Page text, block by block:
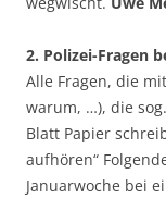
2. Polizei-Fragen
Alle Fragen, die
warum, …), die
Blatt Papier
aufhören“
Januarwoche bei